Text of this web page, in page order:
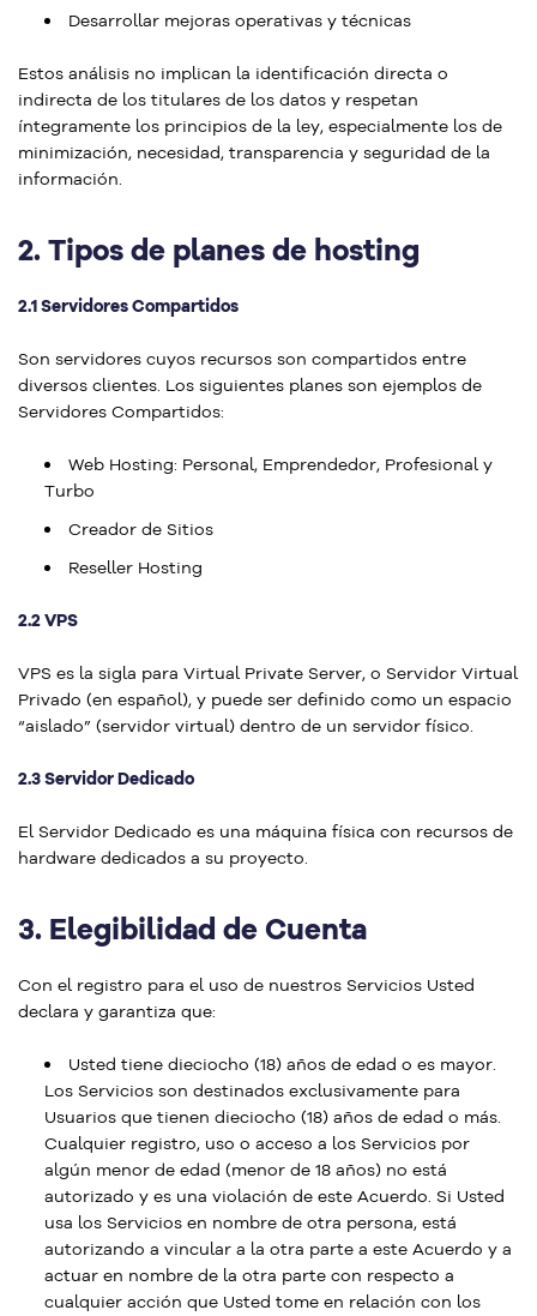
Desarrollar mejoras operativas y técnicas
Estos análisis no implican la identificación directa o
indirecta de los titulares de los datos y respetan
íntegramente los principios de la ley, especialmente los de
minimización, necesidad, transparencia y seguridad de la
información.
2. Tipos de planes de hosting
2.1 Servidores Compartidos
Son servidores cuyos recursos son compartidos entre
diversos clientes. Los siguientes planes son ejemplos de
Servidores Compartidos:
Web Hosting: Personal, Emprendedor, Profesional y
Turbo
Creador de Sitios
Reseller Hosting
2.2 VPS
VPS es la sigla para Virtual Private Server, o Servidor Virtual
Privado (en español), y puede ser definido como un espacio
“aislado” (servidor virtual) dentro de un servidor físico.
2.3 Servidor Dedicado
El Servidor Dedicado es una máquina física con recursos de
hardware dedicados a su proyecto.
3. Elegibilidad de Cuenta
Con el registro para el uso de nuestros Servicios Usted
declara y garantiza que:
Usted tiene dieciocho (18) años de edad o es mayor.
Los Servicios son destinados exclusivamente para
Usuarios que tienen dieciocho (18) años de edad o más.
Cualquier registro, uso o acceso a los Servicios por
algún menor de edad (menor de 18 años) no está
autorizado y es una violación de este Acuerdo. Si Usted
usa los Servicios en nombre de otra persona, está
autorizando a vincular a la otra parte a este Acuerdo y a
actuar en nombre de la otra parte con respecto a
cualquier acción que Usted tome en relación con los